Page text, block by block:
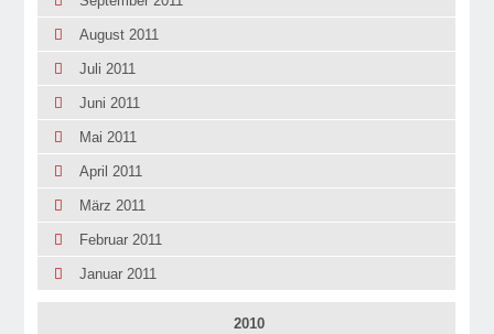
August 2011
Juli 2011
Juni 2011
Mai 2011
April 2011
März 2011
Februar 2011
Januar 2011
2010